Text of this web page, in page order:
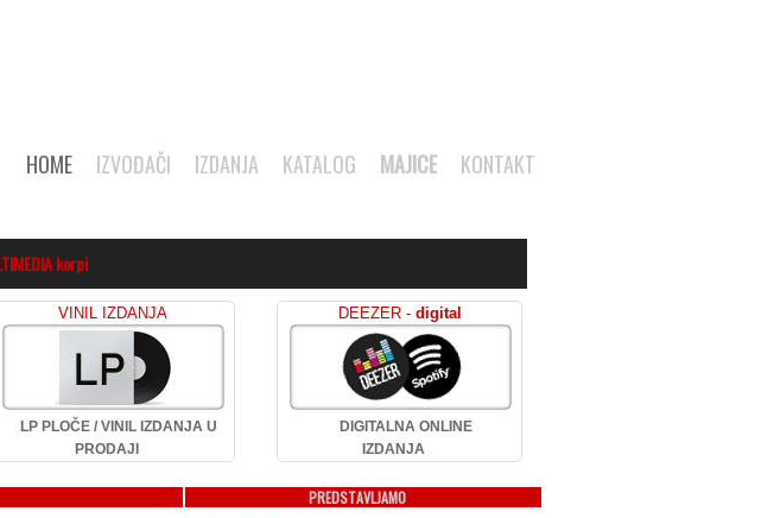
HOME IZVOĐAČI IZDANJA KATALOG MAJICE KONTAKT
korpi
VINIL IZDANJA
LP PLOČE / VINIL IZDANJA U
PRODAJI
DEEZER - digital
DIGITALNA ONLINE
IZDANJA
PREDSTAVLJAMO